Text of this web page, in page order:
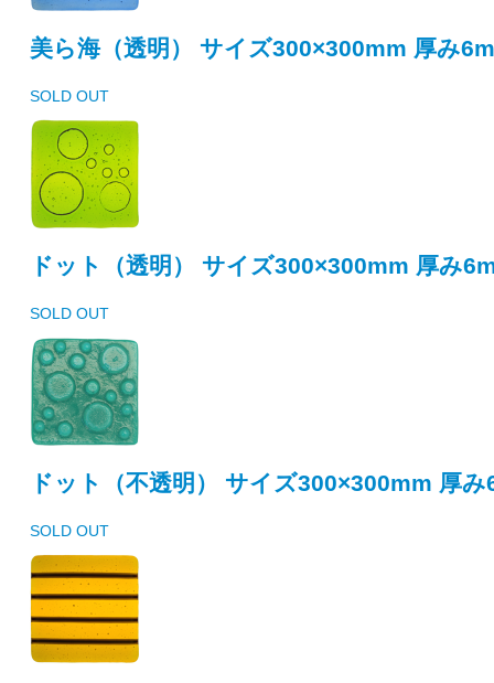
美ら海（透明） サイズ300×300mm 厚み
SOLD OUT
ドット（透明） サイズ300×300mm 厚み
SOLD OUT
ドット（不透明） サイズ300×300mm 厚み
SOLD OUT